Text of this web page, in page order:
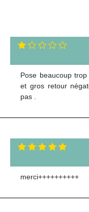
Pose beaucoup
et gros retour
pas .
merci++++++++++